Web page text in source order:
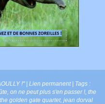
!"| Lien permanent| Tags :
on ne peut plus s'en passer ! the
the golden gate quartet, jean dorval